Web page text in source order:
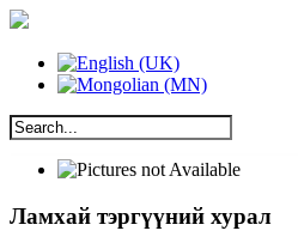
Ламхай тэргүүний хурал